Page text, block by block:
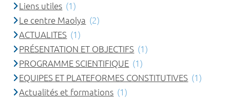
Liens utiles (1)
Le centre Maolya (2)
ACTUALITES (1)
PRÉSENTATION ET OBJECTIFS (1)
PROGRAMME SCIENTIFIQUE (1)
EQUIPES ET PLATEFORMES CONSTITUTIVES (1)
Actualités et formations (1)